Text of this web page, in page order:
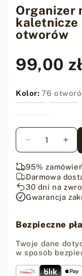
oknie
modalnym
Organizer
kaletnicze
otworów
Cena
regularna
99,00 zł
Kolor:76
Ilość
Zmniejsz
ilość
dla
Organizer
na
narzędzia
-
76
otworów
dla
na
-
76
95%
Darmowa
30 dni na
Gwarancja
Bezpieczne
Twoje dane
w sposób